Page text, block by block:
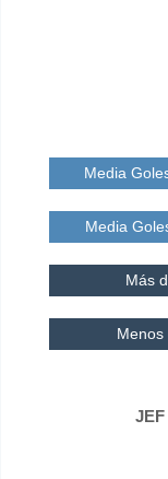
Media
Media
Más
Menos